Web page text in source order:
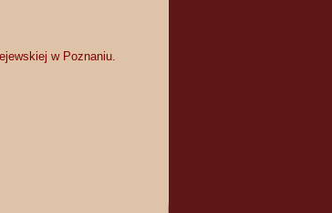
w Poznaniu.